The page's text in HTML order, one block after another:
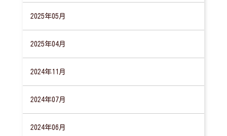
2025年05月
2025年04月
2024年11月
2024年07月
2024年06月